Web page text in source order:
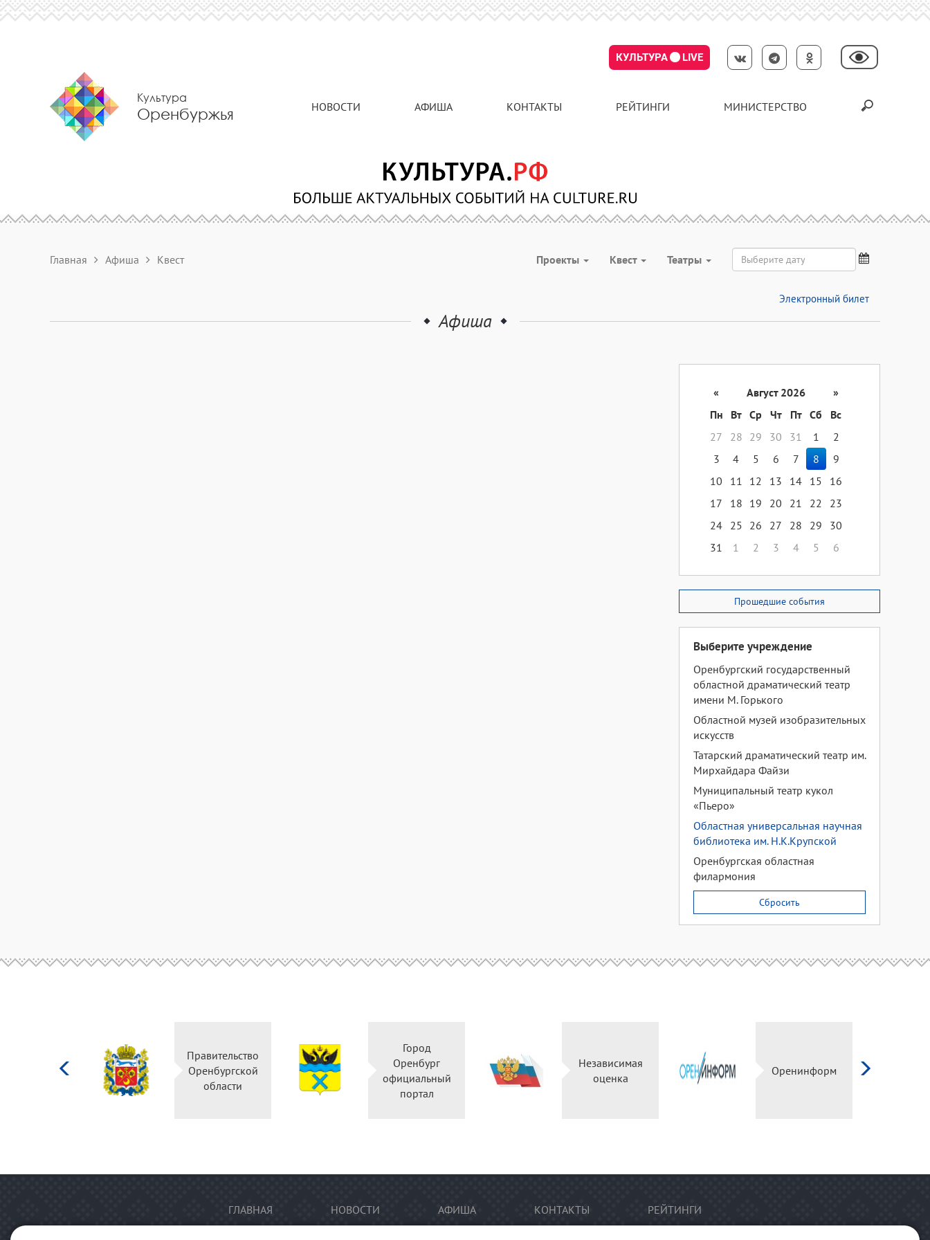
КУЛЬТУРА LIVE
Культура
Оренбуржья НОВОСТИ АФИША КОНТАКТЫ РЕЙТИНГИ МИНИСТЕРСТВО
Главная Афиша Квест Проекты Квест Театры
Электронный билет
Афиша
« Август 2026
»
Пн
Вт Ср Чт Пт Сб
Вс
27
28 29 30 31 1
2
3
4 5 6 7 8
9
10
11 12 13 14 15
16
17
18 19 20 21 22
23
24 25 26 27 28 29
30
31
1 2 3 4 5 6
Прошедшие события
Выберите учреждение
Оренбургский государственный
областной драматический театр
имени М. Горького
Областной музей изобразительных
искусств
Татарский драматический театр им.
Мирхайдара Файзи
Муниципальный театр кукол
«Пьеро»
Областная универсальная научная
библиотека им. Н.К.Крупской
Оренбургская областная
филармония
Сбросить
Правительство
Оренбургской
области
Город
Оренбург
официальный
портал
Независимая
оценка
Оренинформ
ГЛАВНАЯ НОВОСТИ АФИША КОНТАКТЫ РЕЙТИНГИ